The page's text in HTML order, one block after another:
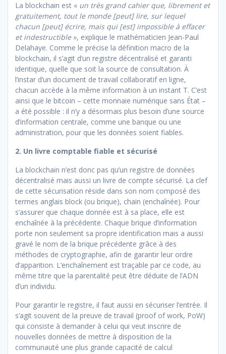
La blockchain est « un très grand cahier que, librement et
gratuitement, tout le monde [peut] lire, sur lequel
chacun [peut] écrire, mais qui [est] impossible à effacer
et indestructible », explique le mathématicien Jean-Paul
Delahaye. Comme le précise la définition macro de la
blockchain, il s’agit d’un registre décentralisé et garanti
identique, quelle que soit la source de consultation. À
l’instar d’un document de travail collaboratif en ligne,
chacun accède à la même information à un instant T. C’est
ainsi que le bitcoin – cette monnaie numérique sans État –
a été possible : il n’y a désormais plus besoin d’une source
d’information centrale, comme une banque ou une
administration, pour que les données soient fiables.
2. Un livre comptable fiable et sécurisé
La blockchain n’est donc pas qu’un registre de données
décentralisé mais aussi un livre de compte sécurisé. La clef
de cette sécurisation réside dans son nom composé des
termes anglais block (ou brique), chain (enchaînée). Pour
s’assurer que chaque donnée est à sa place, elle est
enchaînée à la précédente. Chaque brique d’information
porte non seulement sa propre identification mais a aussi
gravé le nom de la brique précédente grâce à des
méthodes de cryptographie, afin de garantir leur ordre
d’apparition. L’enchaînement est traçable par ce code, au
même titre que la parentalité peut être déduite de l’ADN
d’un individu.
Pour garantir le registre, il faut aussi en sécuriser l’entrée. Il
s’agit souvent de la preuve de travail (proof of work, PoW)
qui consiste à demander à celui qui veut inscrire de
nouvelles données de mettre à disposition de la
communauté une plus grande capacité de calcul